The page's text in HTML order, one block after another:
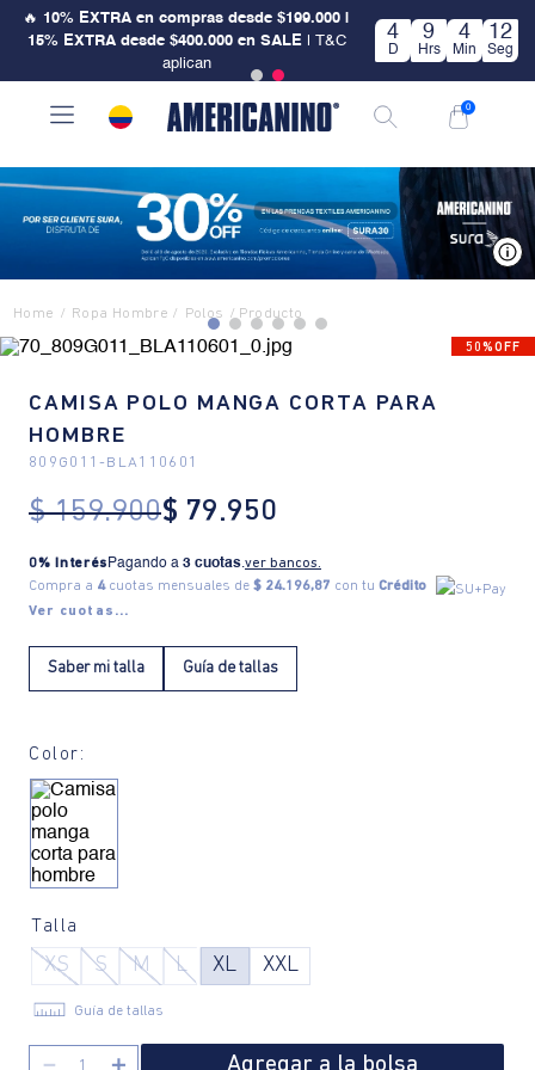
🔥 10% EXTRA en compras desde $199.000 |
15% EXTRA desde $400.000 en SALE| T&C
aplican
4
D
9
Hrs
4
Min
12
Seg
0
Ropa Hombre Polos
50%OFF
CAMISA POLO MANGA CORTA PARA
HOMBRE
809G011- BLA110601
$ 159.900$ 79.950
0% Interés Pagando a 3 cuotas.ver bancos.
Compra a 4cuotas mensuales de $ 24.196,87 con tu Crédito
Ver cuotas...
Saber mi talla Guía de tallas
Color:
Talla
XS S M L XL XXL
Guía de tallas
Agregar a la bolsa